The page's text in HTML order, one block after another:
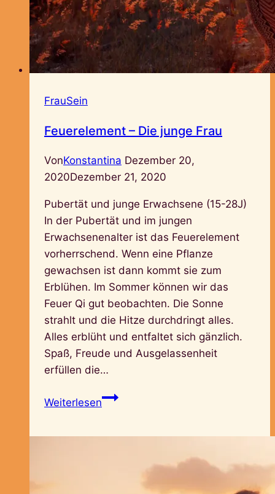
FrauSein
Feuerelement – Die junge Frau
VonKonstantina Dezember 20,
2020Dezember 21, 2020
Pubertät und junge Erwachsene (15-28J)
In der Pubertät und im jungen
Erwachsenenalter ist das Feuerelement
vorherrschend. Wenn eine Pflanze
gewachsen ist dann kommt sie zum
Erblühen. Im Sommer können wir das
Feuer Qi gut beobachten. Die Sonne
strahlt und die Hitze durchdringt alles.
Alles erblüht und entfaltet sich gänzlich.
Spaß, Freude und Ausgelassenheit
erfüllen die…
WeiterlesenFeuerelement